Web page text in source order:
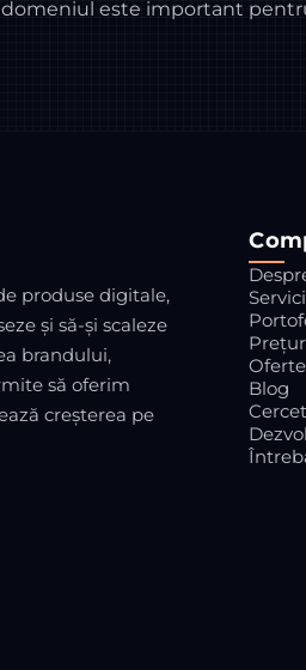
este important
produse digitale,
și să-și scaleze
brandului,
să oferim
creșterea pe
Oferte
Blog